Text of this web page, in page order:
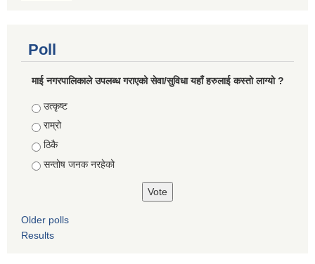
Poll
माई नगरपालिकाले उपलब्ध गराएको सेवा/सुविधा यहाँ हरुलाई कस्तो लाग्यो ?
Choices
उत्कृष्ट
राम्रो
ठिकै
सन्तोष जनक नरहेको
Older polls
Results